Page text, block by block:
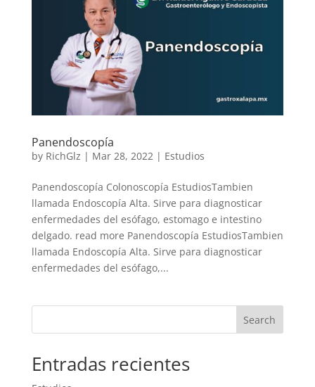
Panendoscopía
by RichGlz | Mar 28, 2022| Estudios
Panendoscopía Colonoscopía EstudiosTambien
llamada Endoscopía Alta. Sirve para diagnosticar
enfermedades del esófago, estomago e intestino
delgado. read more Panendoscopía EstudiosTambien
llamada Endoscopía Alta. Sirve para diagnosticar
enfermedades del esófago,...
Search
Entradas recientes